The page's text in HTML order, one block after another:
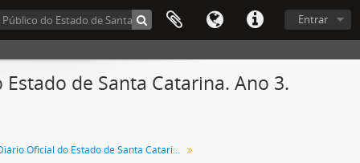
Entrar
Estado de Santa Catarina. Ano 3.
Diário Oficial do Estado de Santa Catarina. Dezembro de 1936